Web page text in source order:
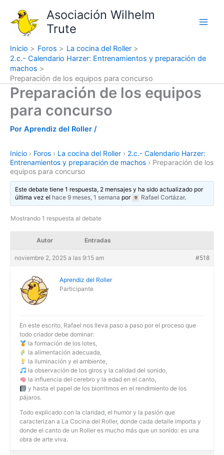
contenido
Asociación Wilhelm
Trute
Inicio Foros
La cocina del Roller
2.c.- Calendario Harzer: Entrenamientos y preparación de
machos
Preparación de los equipos para concurso
Preparación de los equipos
para concurso
Por Aprendiz del Roller /
Inicio › Foros › La cocina del Roller › 2.c.- Calendario Harzer:
Entrenamientos y preparación de machos › Preparación de los
equipos para concurso
Este debate tiene 1 respuesta, 2 mensajes y ha sido actualizado por
última vez el hace 9 meses, 1 semana por Rafael Cortázar.
Mostrando 1 respuesta al debate
Autor Entradas
noviembre 2, 2025 a las 9:15 am #518
Aprendiz del Roller
Participante
En este escrito, Rafael nos lleva paso a paso por el proceso que
todo criador debe dominar:
la formación de los lotes,
la alimentación adecuada,
la iluminación y el ambiente,
la observación de los giros y la calidad del sonido,
la influencia del cerebro y la edad en el canto,
y hasta el papel de los biorritmos en el rendimiento de los
pájaros.
Todo explicado con la claridad, el humor y la pasión que
caracterizan a La Cocina del Roller, donde cada detalle importa y
donde el canto de un Roller es mucho más que un sonido: es una
obra de arte viva.